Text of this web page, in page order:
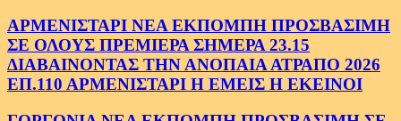
ΑΡΜΕΝΙΣΤΑΡΙ ΝΕΑ ΕΚΠΟΜΠΗ ΠΡΟΣΒΑΣΙΜΗ
ΣΕ ΟΛΟΥΣ ΠΡΕΜΙΕΡΑ ΣΗΜΕΡΑ 23.15
ΔΙΑΒΑΙΝΟΝΤΑΣ ΤΗΝ ΑΝΟΠΑΙΑ ΑΤΡΑΠΟ 2026
ΕΠ.110 ΑΡΜΕΝΙΣΤΑΡΙ Η ΕΜΕΙΣ Η ΕΚΕΙΝΟΙ